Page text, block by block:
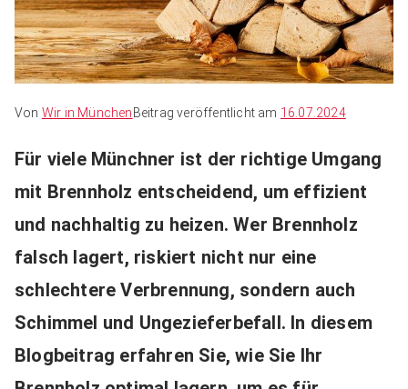
Von Wir in München Beitrag veröffentlicht am 16.07.2024
Für viele Münchner ist der richtige Umgang
mit Brennholz entscheidend, um effizient
und nachhaltig zu heizen. Wer Brennholz
falsch lagert, riskiert nicht nur eine
schlechtere Verbrennung, sondern auch
Schimmel und Ungezieferbefall. In diesem
Blogbeitrag erfahren Sie, wie Sie Ihr